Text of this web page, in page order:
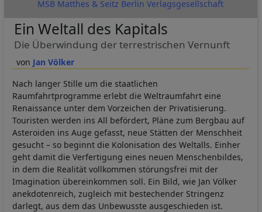
MSB Matthes & Seitz Berlin Verlagsgesellschaft
Jan Völker
Ein Weltall des Kapitals
Die Überwindung der terrestrischen Vernunft
Nach langer Stille um die staatlichen
Raumfahrtprogramme erlebt die Weltraumfahrt eine
Renaissance unter dem Vorzeichen der Privatisierung.
Touristen werden ins All befördert, Pläne zum Bergbau auf
Asteroiden ins Auge gefasst, neue Stätten der Menschheit
gesucht – so beginnt die Kolonisation des Weltalls. Einher
geht damit die Verfertigung eines neuen Menschenbildes,
in dem die Realität vollkommen störungsfrei mit der
Imagination übereinkommen soll. Ein Bild, wie Jan Völker
anekdotenreich, zugleich mit bestechender Stringenz
darlegt, aus dem das Unbewusste ausgeschieden ist.